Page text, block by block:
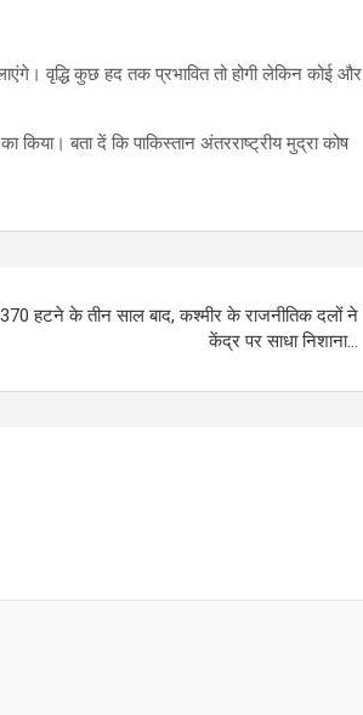
वृद्धि कुछ हद तक प्रभावित तो होगी लेकिन कोई और
किया। बता दें कि पाकिस्तान अंतरराष्ट्रीय मुद्रा कोष
370 हटने के तीन साल बाद, कश्मीर के राजनीतिक दलों ने
केंद्र पर साधा निशाना…